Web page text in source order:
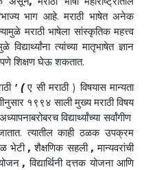
भाग आहे. मराठी भाषेत अनेक
मराठी भाषेला सांस्कृतिक महत्त्व
त्यांच्या मातृभाषेत ज्ञान
शिक्षण घेऊ शकतात.
' (ए सी मराठी ) विषयास मान्यता
१९९४ साली मुख्य मराठी विषय
विद्यार्थ्यांच्या सर्वांगीण
त्यातील काही ठळक उपक्रम
भेटी ,शैक्षणिक सहली ,मान्यवरांची
,विद्यार्थिनी दत्तक योजना आणि